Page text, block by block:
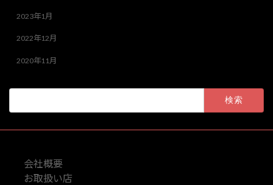
2023年1月
2022年12月
2020年11月
会社概要
お取扱い店